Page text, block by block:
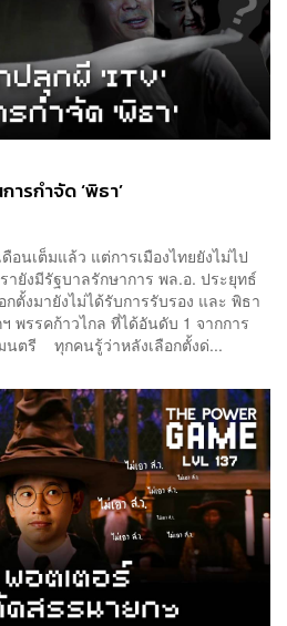
ารกำจัด ‘พิธา’
อนเต็มแล้ว แต่การเมืองไทยยังไม่ไป
ายังมีรัฐบาลรักษาการ พล.อ. ประยุทธ์
ตั้งมายังไม่ได้รับการรับรอง และ พิธา
พรรคก้าวไกล ที่ได้อันดับ 1 จากการ
นตรี ทุกคนรู้ว่าหลังเลือกตั้งด่...